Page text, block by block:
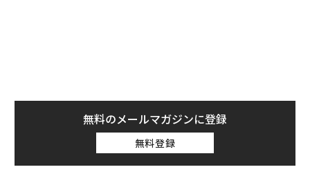
が鈍った兆しを通期数字から読み取った。同社は12月ま
での3カ月間の業績を公表していない。だが、それまで
無料のメールマガジンに登録
無料登録